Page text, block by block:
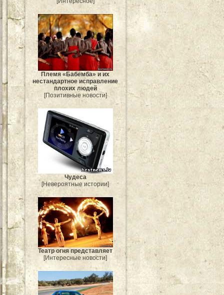
Племя «Бабемба» и их
нестандартное исправление
плохих людей
[Позитивные новости]
Чудеса
[Невероятные истории]
Театр огня представляет
[Интересные новости]